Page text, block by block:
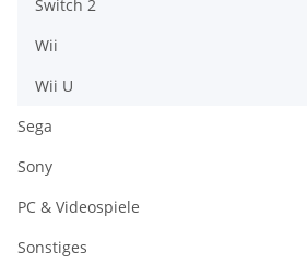
Switch 2
Wii
Wii U
Sega
Sony
PC & Videospiele
Sonstiges